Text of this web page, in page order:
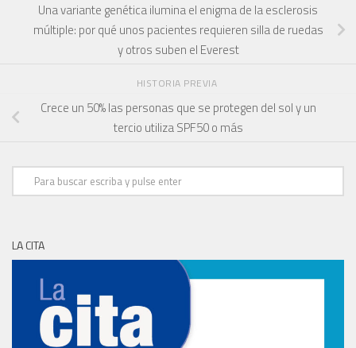
Una variante genética ilumina el enigma de la esclerosis
múltiple: por qué unos pacientes requieren silla de ruedas
y otros suben el Everest
HISTORIA PREVIA
Crece un 50% las personas que se protegen del sol y un
tercio utiliza SPF50 o más
LA CITA